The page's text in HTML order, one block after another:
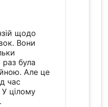
щодо
Вони
була
Але це
час
У цілому